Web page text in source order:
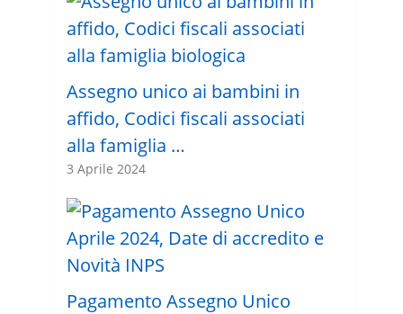
Assegno unico ai bambini in
affido, Codici fiscali associati
alla famiglia …
3 Aprile 2024
Pagamento Assegno Unico